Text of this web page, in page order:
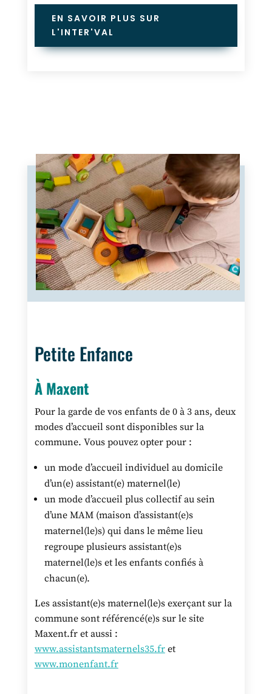
EN SAVOIR PLUS SUR
L'INTER'VAL
Petite Enfance
À Maxent
Pour la garde de vos enfants de 0 à 3 ans, deux
modes d’accueil sont disponibles sur la
commune. Vous pouvez opter pour :
un mode d’accueil individuel au domicile
d’un(e) assistant(e) maternel(le)
un mode d’accueil plus collectif au sein
d’une MAM (maison d’assistant(e)s
maternel(le)s) qui dans le même lieu
regroupe plusieurs assistant(e)s
maternel(le)s et les enfants confiés à
chacun(e).
Les assistant(e)s maternel(le)s exerçant sur la
commune sont référencé(e)s sur le site
Maxent.fr et aussi :
www.assistantsmaternels35.fret
www.monenfant.fr